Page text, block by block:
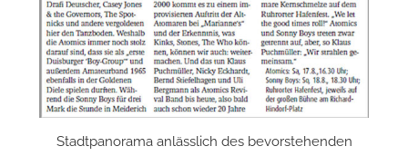
Stadtpanorama anlässlich des bevorstehenden